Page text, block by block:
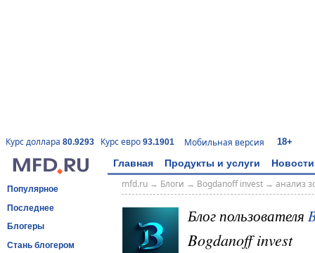
Курс доллара 80.9293 Курс евро 93.1901 Мобильная версия 18+
Главная Продукты и услуги Новости
Популярное
Последнее
Блогеры
Стань блогером
mfd.ru→ Блоги → Bogdanoff invest→ анализ
Блог пользователя
Bogdanoff invest